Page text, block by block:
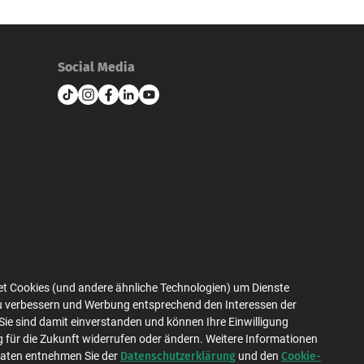
Social Media
DatenschutzImpressum
Cookies (und andere ähnliche Technologien) um Dienste
und Werbung entsprechend den Interessen der
sind damit einverstanden und können Ihre Einwilligung
für die Zukunft widerrufen oder ändern. Weitere Informationen
entnehmen Sie der Datenschutzerklärung und den Cookie-